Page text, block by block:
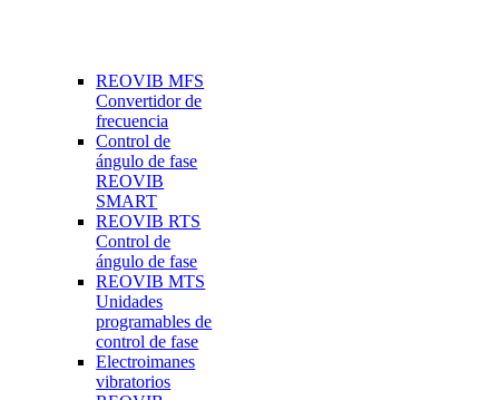
REOVIB MFS
Convertidor de
frecuencia
Control de
ángulo de fase
REOVIB
SMART
REOVIB RTS
Control de
ángulo de fase
REOVIB MTS
Unidades
programables de
control de fase
Electroimanes
vibratorios